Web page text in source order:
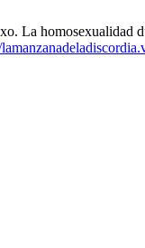
La homosexualidad